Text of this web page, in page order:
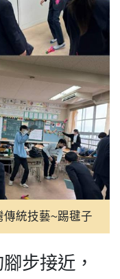
傳統技藝~踢毽子
步接近，